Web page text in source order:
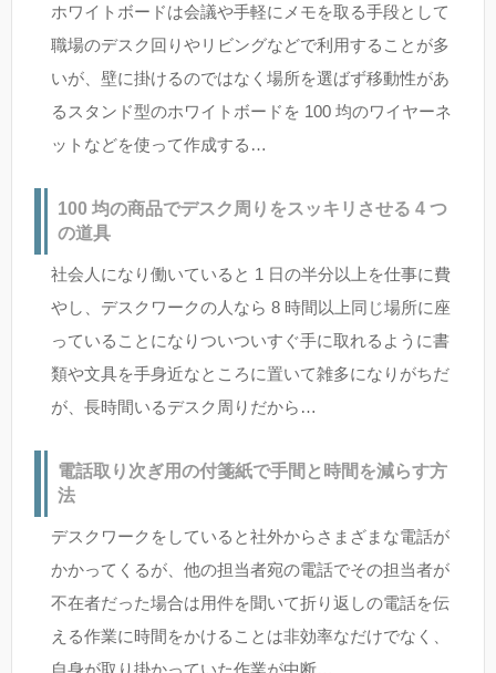
ホワイトボードは会議や手軽にメモを取る手段として
職場のデスク回りやリビングなどで利用することが多
いが、壁に掛けるのではなく場所を選ばず移動性があ
るスタンド型のホワイトボードを 100 均のワイヤーネ
ットなどを使って作成する…
100 均の商品でデスク周りをスッキリさせる 4 つ
の道具
社会人になり働いていると 1 日の半分以上を仕事に費
やし、デスクワークの人なら 8 時間以上同じ場所に座
っていることになりついついすぐ手に取れるように書
類や文具を手身近なところに置いて雑多になりがちだ
が、長時間いるデスク周りだから…
電話取り次ぎ用の付箋紙で手間と時間を減らす方
法
デスクワークをしていると社外からさまざまな電話が
かかってくるが、他の担当者宛の電話でその担当者が
不在者だった場合は用件を聞いて折り返しの電話を伝
える作業に時間をかけることは非効率なだけでなく、
自身が取り掛かっていた作業が中断…